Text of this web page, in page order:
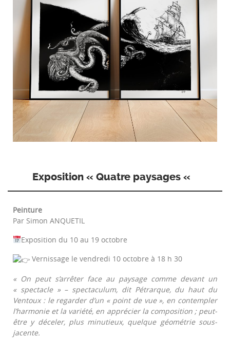
Exposition « Quatre paysages «
Peinture
Par Simon ANQUETIL
Exposition du 10 au 19 octobre
Vernissage le vendredi 10 octobre à 18 h 30
« On peut s’arrêter face au paysage comme devant un
« spectacle » – spectaculum, dit Pétrarque, du haut du
Ventoux : le regarder d’un « point de vue », en contempler
l’harmonie et la variété, en apprécier la composition ; peut-
être y déceler, plus minutieux, quelque géométrie sous-
jacente.